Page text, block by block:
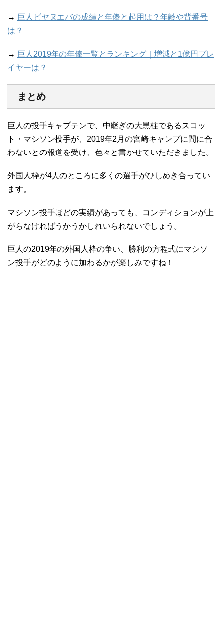
→ 巨人ビヤヌエバの成績と年俸と起用は？年齢や背番号
は？
→ 巨人2019年の年俸一覧とランキング｜増減と1億円プレ
イヤーは？
まとめ
巨人の投手キャプテンで、中継ぎの大黒柱であるスコッ
ト・マシソン投手が、2019年2月の宮崎キャンプに間に合
わないとの報道を受け、色々と書かせていただきました。
外国人枠が4人のところに多くの選手がひしめき合ってい
ます。
マシソン投手ほどの実績があっても、コンディションが上
がらなければうかうかしれいられないでしょう。
巨人の2019年の外国人枠の争い、勝利の方程式にマシソ
ン投手がどのように加わるかが楽しみですね！